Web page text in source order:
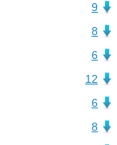
9
8
6
12
6
8